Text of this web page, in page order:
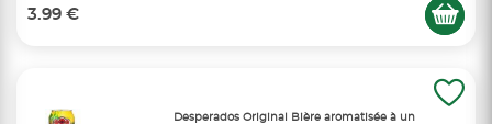
3.99 €
Desperados Original Bière aromatisée à un